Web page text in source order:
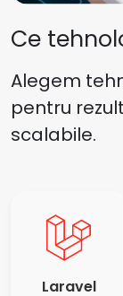
Ce
Alegem
pentru
scalabile.
Laravel